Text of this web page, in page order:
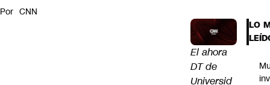
Servicios
Por CNN
El ahora
DT de
Universid
LO